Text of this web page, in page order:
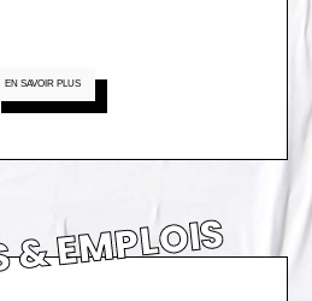
EN SAVOIR PLUS
& EMPLOIS